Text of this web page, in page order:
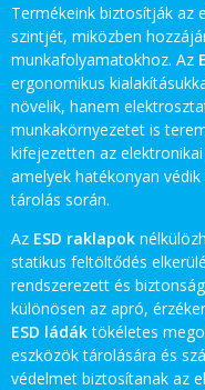
Termékeink biztosítják az
szintjét, miközben
munkafolyamatokhoz. Az
ergonomikus
növelik, hanem
munkakörnyezetet is
kifejezetten az
amelyek hatékonyan
tárolás során.
Az ESD raklapok
statikus feltöltődés
rendszerezett és
különösen az apró,
ESD ládáktökéletes
eszközök tárolására és
védelmet biztosítanak az